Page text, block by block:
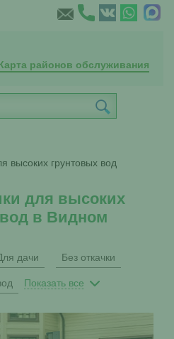
районов обслуживания
высоких грунтовых вод
для высоких
в Видном
дачи Без откачки
Показать все